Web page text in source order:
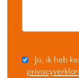
Ja, ik heb